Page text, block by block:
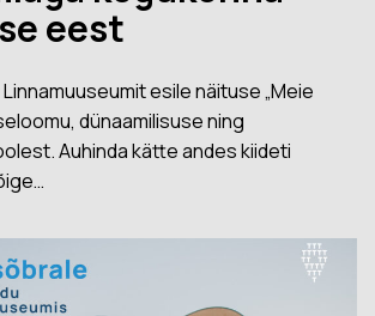
eest
esile näituse „Meie
dünaamilisuse ning
Auhinda kätte andes kiideti